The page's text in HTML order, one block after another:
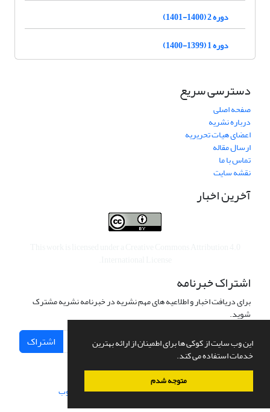
این وب سایت از کوکی ها برای اطمینان از ارائه بهترین
خدمات استفاده می کند.
متوجه شدم
دوره 2 (1400-1401)
دوره 1 (1399-1400)
دسترسی سریع
صفحه اصلی
درباره نشریه
اعضای هیات تحریریه
ارسال مقاله
تماس با ما
نقشه سایت
آخرین اخبار
اشتراک خبرنامه
برای دریافت اخبار و اطلاعیه های مهم نشریه در خبرنامه نشریه مشترک
شوید.
اشتراک
سامانه مدیریت نشریات علمی.طراحی و پیاده سازی از سیناوب